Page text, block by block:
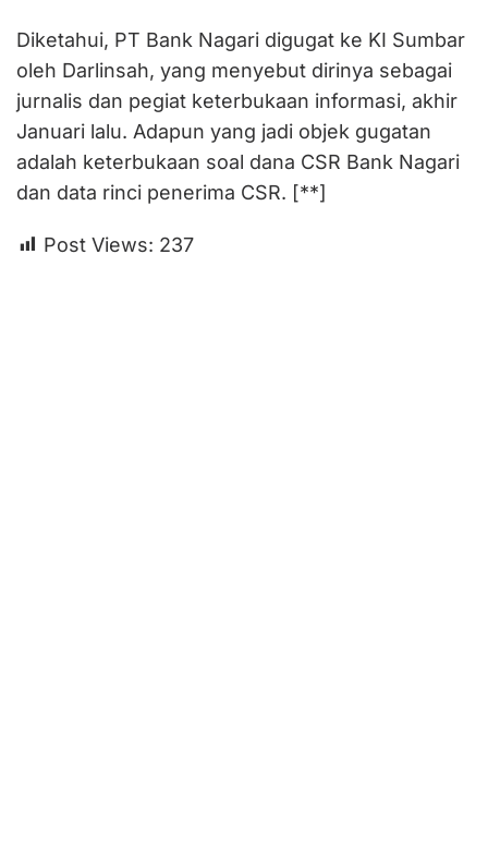
Diketahui, PT Bank Nagari digugat ke KI Sumbar
oleh Darlinsah, yang menyebut dirinya sebagai
jurnalis dan pegiat keterbukaan informasi, akhir
Januari lalu. Adapun yang jadi objek gugatan
adalah keterbukaan soal dana CSR Bank Nagari
dan data rinci penerima CSR. [**]
Post Views: 237